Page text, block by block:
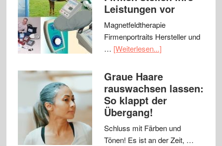
Leistungen vor
Magnetfeldtherapie
Firmenportraits Hersteller und
… [Weiterlesen...]
Graue Haare
rauswachsen lassen:
So klappt der
Übergang!
Schluss mit Färben und
Tönen! Es ist an der Zeit, …